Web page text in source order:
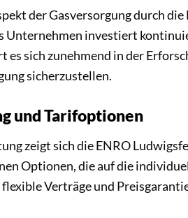
der Gasversorgung durch
Unternehmen investiert
es sich zunehmend in der
sicherzustellen.
und Tarifoptionen
zeigt sich die ENRO
Optionen, die auf die
Verträge und